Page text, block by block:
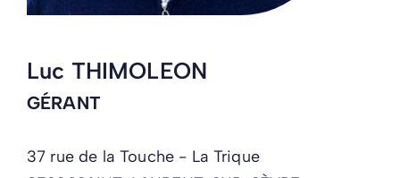
Luc THIMOLEON
GÉRANT
37 rue de la Touche - La Trique